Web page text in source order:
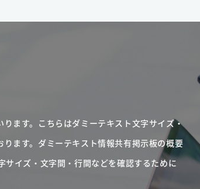
ます。こちらはダミーテキスト文字サイズ・
ます。ダミーテキスト情報共有掲示板の概要
サイズ・文字間・行間などを確認するために